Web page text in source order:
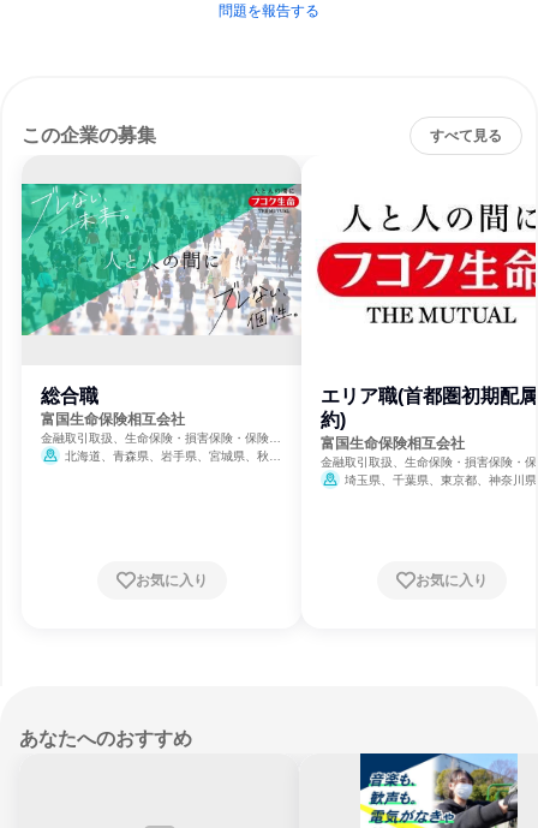
問題を報告する
この企業の募集 すべて見る
総合職
富国生命保険相互会社
金融取引取扱、生命保険・損害保険・保険サ
ービス、保険
北海道、青森県、岩手県、宮城県、秋田
山口県、徳島県、香川県、愛媛県、高知県、
お気に入り
エリア職(首都圏初期配
約)
富国生命保険相互会社
金融取引取扱、生命保険・損害保険・
ービス、保険
埼玉県、千葉県、東京都、神奈川県
お気に入り
あなたへのおすすめ